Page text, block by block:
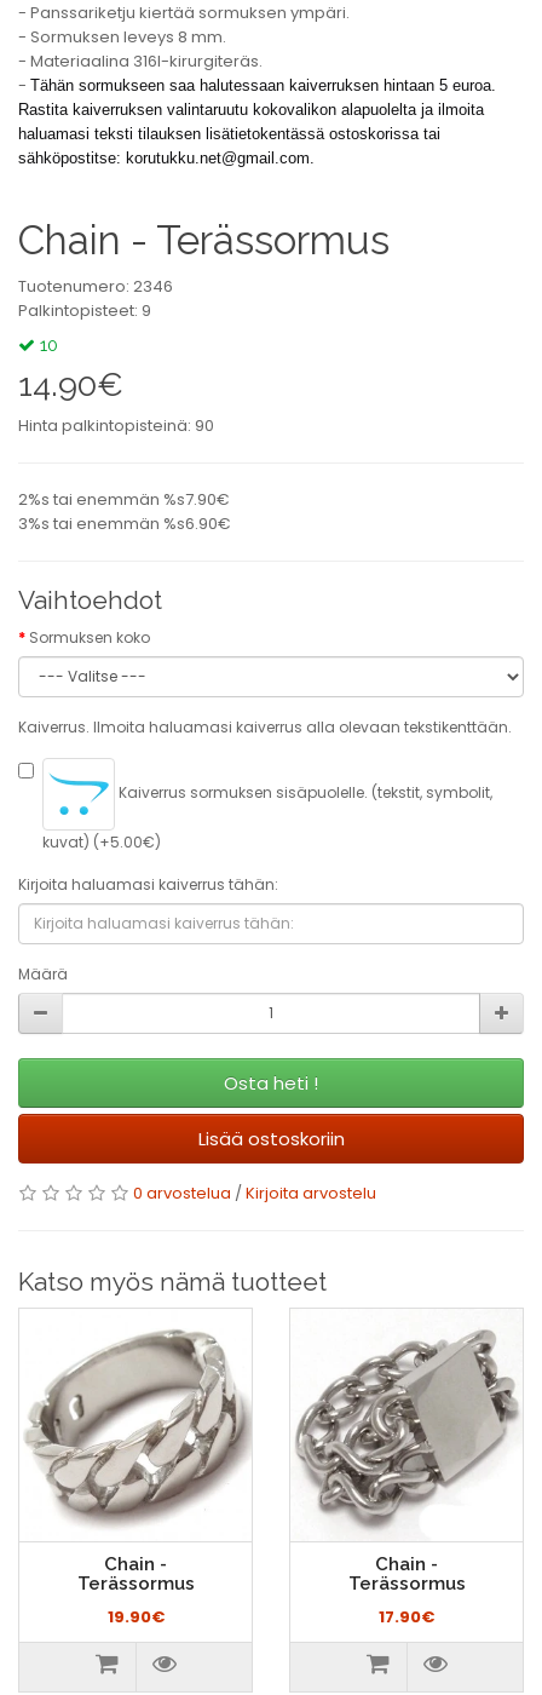
- Panssariketju kiertää sormuksen ympäri.
- Sormuksen leveys 8 mm.
- Materiaalina 316l-kirurgiteräs.
- Tähän sormukseen saa halutessaan kaiverruksen hintaan 5 euroa.
Rastita kaiverruksen valintaruutu kokovalikon alapuolelta ja ilmoita
haluamasi teksti tilauksen lisätietokentässä ostoskorissa tai
sähköpostitse: korutukku.net@gmail.com.
Chain - Terässormus
Tuotenumero: 2346
Palkintopisteet: 9
10
14.90€
Hinta palkintopisteinä: 90
2%s tai enemmän %s7.90€
3%s tai enemmän %s6.90€
Vaihtoehdot
Sormuksen koko
Kaiverrus. Ilmoita haluamasi kaiverrus alla olevaan tekstikenttään.
Kaiverrus sormuksen sisäpuolelle. (tekstit, symbolit,
kuvat) (+5.00€)
Kirjoita haluamasi kaiverrus tähän:
Määrä
Osta heti !
Lisää ostoskoriin
0 arvostelua /Kirjoita arvostelu
Katso myös nämä tuotteet
Chain -
Terässormus
19.90€
Chain -
Terässormus
17.90€